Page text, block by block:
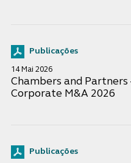
Publicações
14 Mai 2026
Chambers and Partners
Corporate M&A 2026
Publicações